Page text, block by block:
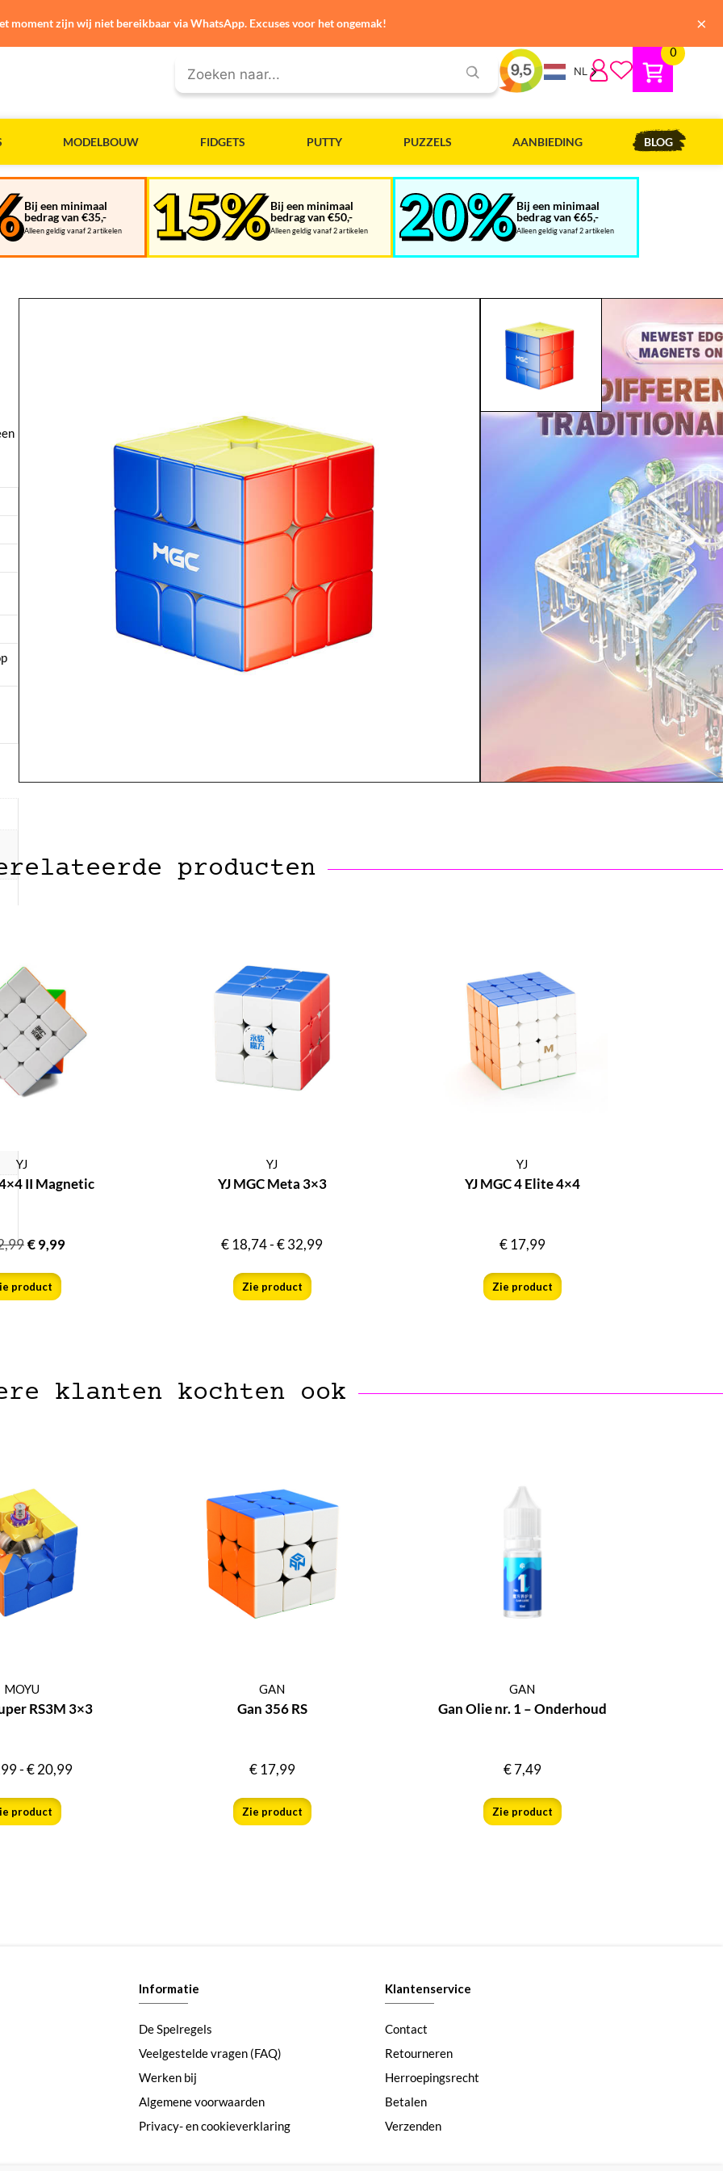
NL
0
MODELBOUW FIDGETS PUTTY PUZZELS AANBIEDING BLOG
Bij een minimaal
bedrag van €35,-
Alleen geldig vanaf 2 artikelen
Bij een minimaal
bedrag van €50,-
Alleen geldig vanaf 2 artikelen
Bij een minimaal
bedrag van €65,-
Alleen geldig vanaf 2 artikelen
producten
YJ
4×4 II Magnetic
€9,99
product
YJ
YJ MGC Meta 3×3
€18,74-€32,99
Zie product
YJ
YJ MGC 4 Elite 4×4
€17,99
Zie product
klanten kochten ook
MOYU
RS3M 3×3
-€20,99
product
GAN
Gan 356 RS
€17,99
Zie product
GAN
Gan Olie nr. 1 – Onderhoud
€7,49
Zie product
Informatie
De Spelregels
Veelgestelde vragen (FAQ)
Werken bij
Algemene voorwaarden
Privacy- en cookieverklaring
Klantenservice
Contact
Retourneren
Herroepingsrecht
Betalen
Verzenden
moment zijn wij niet bereikbaar via WhatsApp. Excuses voor het ongemak! ×